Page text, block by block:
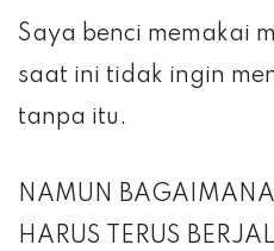
Saya benci memakai
saat ini tidak ingin
tanpa itu.
NAMUN
HARUS TERUS